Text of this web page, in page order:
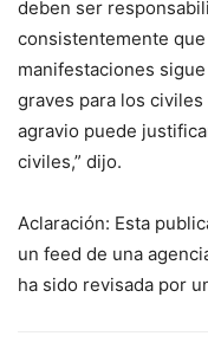
deben ser
consistentemente
manifestaciones
graves para los
agravio puede
civiles,” dijo.
Aclaración: Esta
un feed de una
ha sido revisada por